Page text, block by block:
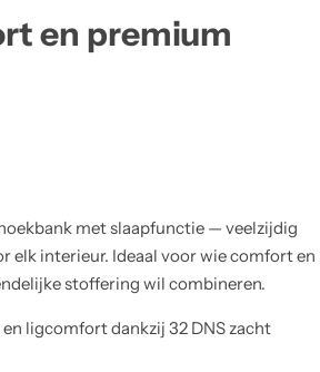
en premium
met slaapfunctie — veelzijdig
elk interieur. Ideaal voor wie comfort en
stoffering wil combineren.
ligcomfort dankzij 32 DNS zacht